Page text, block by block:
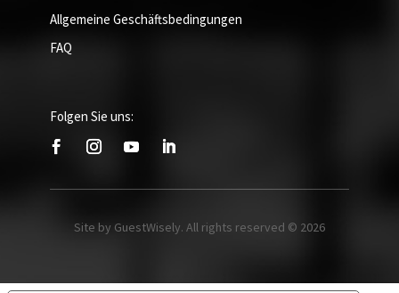
Allgemeine Geschäftsbedingungen
FAQ
Folgen Sie uns:
Site by GuestWisely. All rights reserved © 2026